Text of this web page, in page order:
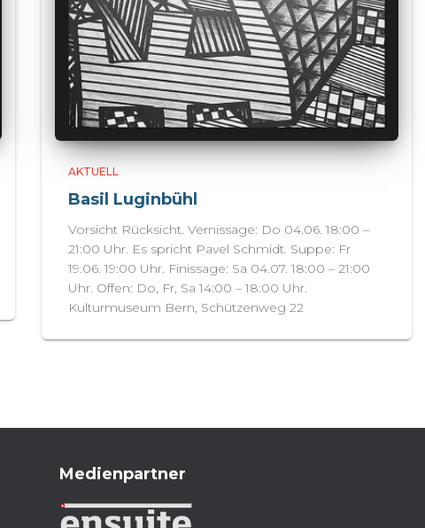
AKTUELL
Basil Luginbühl
Vorsicht Rücksicht. Vernissage: Do 04.06. 18:00 –
21:00 Uhr. Es spricht Pavel Schmidt. Suppe: Fr
19.06. 19:00 Uhr. Finissage: Sa 04.07. 18:00 – 21:00
Uhr. Offen: Do, Fr, Sa 14:00 – 18:00 Uhr.
Kulturmuseum Bern, Schützenweg 22
Medienpartner